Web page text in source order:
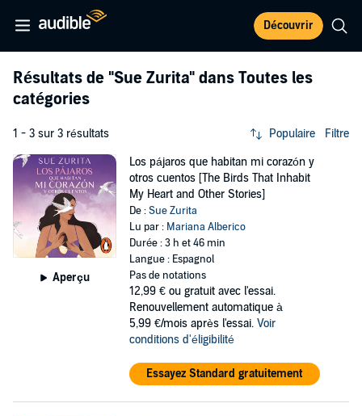
Découvrir
Résultats de "Sue Zurita" dans Toutes les
catégories
1 - 3 sur 3 résultats Populaire Filtre
Aperçu
Los pájaros que habitan mi corazón y
otros cuentos [The Birds That Inhabit
My Heart and Other Stories]
De :Sue Zurita
Lu par : Mariana Alberico
Durée : 3 h et 46 min
Langue : Espagnol
Pas de notations
12,99 € ou gratuit avec l'essai.
Renouvellement automatique à
5,99 €/mois après l'essai. Voir
conditions d'éligibilité
Essayez Standard gratuitement